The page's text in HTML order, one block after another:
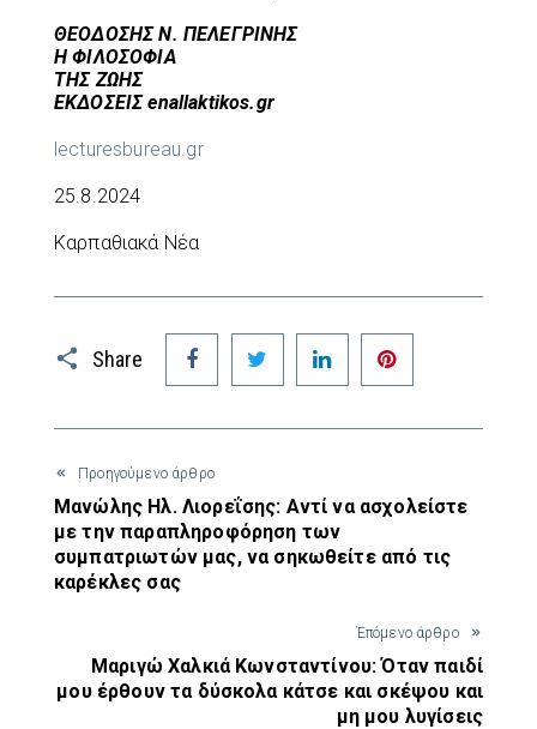
ΘΕΟΔΟΣΗΣ Ν. ΠΕΛΕΓΡΙΝΗΣ
Η ΦΙΛΟΣΟΦΙΑ
ΤΗΣ ΖΩΗΣ
ΕΚΔΟΣΕΙΣ enallaktikos.gr
lecturesbureau.gr
25.8.2024
Καρπαθιακά Νέα
Share
Facebook Twitter LinkedIn
Προηγούμενο άρθρο
Μανώλης Ηλ. Λιορεΐσης: Αντί να ασχολείστε
με την παραπληροφόρηση των
συμπατριωτών μας, να σηκωθείτε από τις
καρέκλες σας
Έπόμενο άρθρο
Μαριγώ Χαλκιά Κωνσταντίνου: Όταν παιδί
μου έρθουν τα δύσκολα κάτσε και σκέψου και
μη μου λυγίσεις